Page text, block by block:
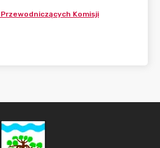
Komisji